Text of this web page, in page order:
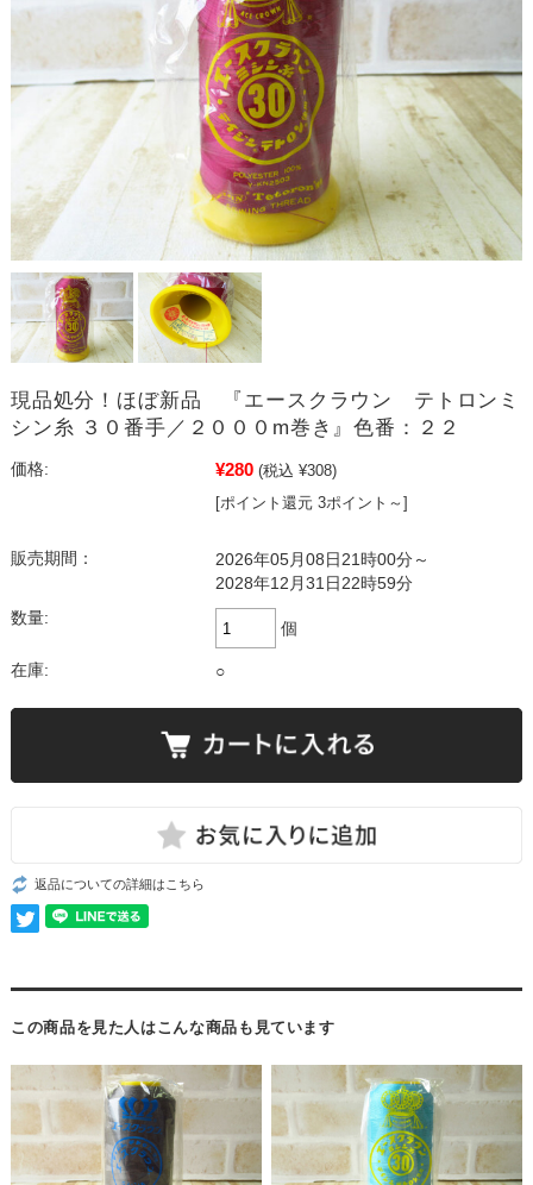
現品処分！ほぼ新品 『エースクラウン テトロンミ
シン糸 ３０番手／２０００m巻き』色番：２２
価格: ¥280 (税込 ¥308)
[ポイント還元 3ポイント～]
販売期間：
2026年05月08日21時00分～
2028年12月31日22時59分
数量:
個
在庫: ○
返品についての詳細はこちら
この商品を見た人はこんな商品も見ています